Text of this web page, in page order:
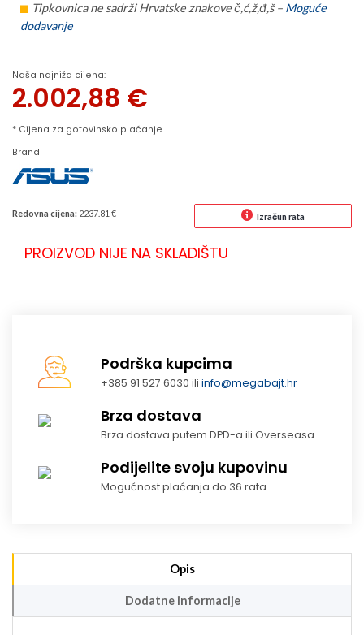
Tipkovnica ne sadrži Hrvatske znakove č,ć,ž,đ,š – Moguće
dodavanje
Naša najniža cijena:
2.002,88 €
* Cijena za gotovinsko plaćanje
Brand
Redovna cijena: 2237.81 € Izračun rata
PROIZVOD NIJE NA SKLADIŠTU
Podrška kupcima
+385 91 527 6030 iliinfo@megabajt.hr
Brza dostava
Brza dostava putem DPD-a ili Overseasa
Podijelite svoju kupovinu
Mogućnost plaćanja do 36 rata
Opis
Dodatne informacije